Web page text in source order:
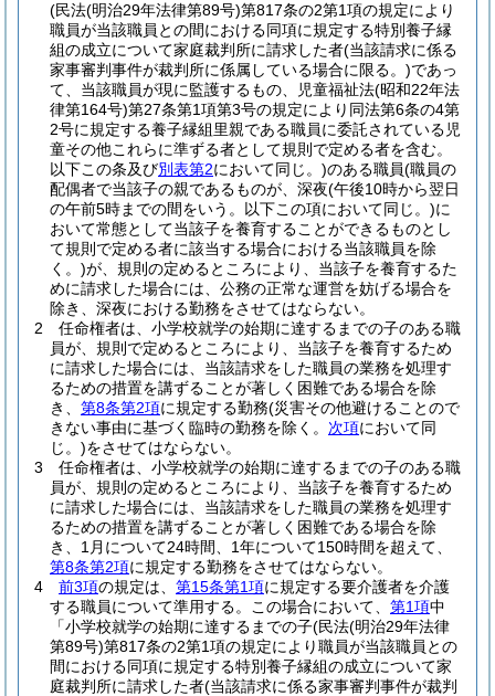
(民法(明治29年法律第89号)第817条の2第1項の規定により
職員が当該職員との間における同項に規定する特別養子縁
組の成立について家庭裁判所に請求した者(当該請求に係る
家事審判事件が裁判所に係属している場合に限る。)であっ
て、当該職員が現に監護するもの、児童福祉法(昭和22年法
律第164号)第27条第1項第3号の規定により同法第6条の4第
2号に規定する養子縁組里親である職員に委託されている児
童その他これらに準ずる者として規則で定める者を含む。
以下この条及び別表第2において同じ。)のある職員(職員の
配偶者で当該子の親であるものが、深夜(午後10時から翌日
の午前5時までの間をいう。以下この項において同じ。)に
おいて常態として当該子を養育することができるものとし
て規則で定める者に該当する場合における当該職員を除
く。)が、規則の定めるところにより、当該子を養育するた
めに請求した場合には、公務の正常な運営を妨げる場合を
除き、深夜における勤務をさせてはならない。
2
任命権者は、小学校就学の始期に達するまでの子のある職
員が、規則で定めるところにより、当該子を養育するため
に請求した場合には、当該請求をした職員の業務を処理す
るための措置を講ずることが著しく困難である場合を除
き、 第8条第2項に規定する勤務(災害その他避けることので
きない事由に基づく臨時の勤務を除く。 次項において同
じ。)をさせてはならない。
3
任命権者は、小学校就学の始期に達するまでの子のある職
員が、規則の定めるところにより、当該子を養育するため
に請求した場合には、当該請求をした職員の業務を処理す
るための措置を講ずることが著しく困難である場合を除
き、1月について24時間、1年について150時間を超えて、
第8条第2項に規定する勤務をさせてはならない。
4
前3項の規定は、 第15条第1項に規定する要介護者を介護
する職員について準用する。
この場合において、 第1項中
「小学校就学の始期に達するまでの子(民法(明治29年法律
第89号)第817条の2第1項の規定により職員が当該職員との
間における同項に規定する特別養子縁組の成立について家
庭裁判所に請求した者(当該請求に係る家事審判事件が裁判